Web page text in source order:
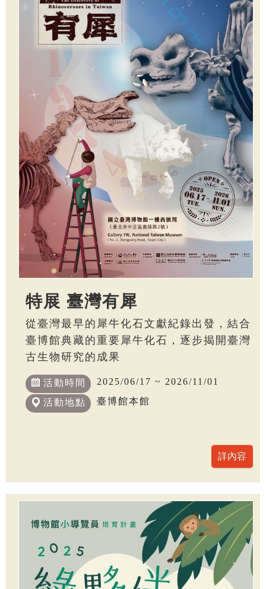
特展 臺灣有犀
從臺灣最早的犀牛化石文獻紀錄出發，結合
臺博館典藏的重要犀牛化石，逐步揭開臺灣
古生物研究的成果
活動時間 2025/06/17 ~ 2026/11/01
活動地點 臺博館本館